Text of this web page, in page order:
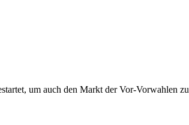
um auch den Markt der Vor-Vorwahlen